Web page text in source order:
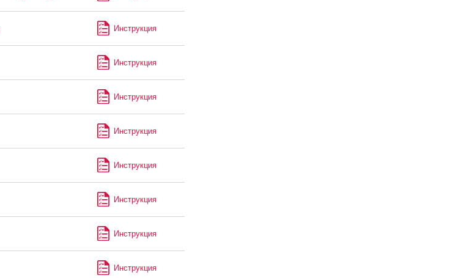
Инструкция
Инструкция
Инструкция
Инструкция
Инструкция
Инструкция
Инструкция
Инструкция